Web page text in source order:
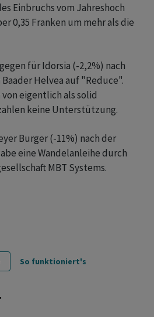
Einbruchs vom Jahreshoch
0,35 Franken um mehr als die
für Idorsia (-2,2%) nach
Helvea auf "Reduce".
eigentlich als solid
keine Unterstützung.
Burger (-11%) nach der
eine Wandelanleihe durch
MBT Systems.
So funktioniert's